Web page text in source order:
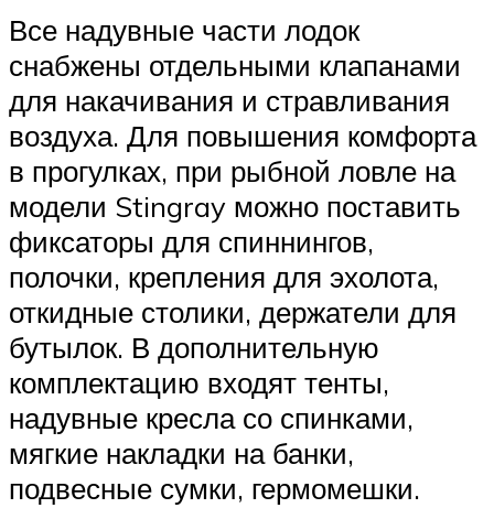
Все надувные части лодок
снабжены отдельными клапанами
для накачивания и стравливания
воздуха. Для повышения комфорта
в прогулках, при рыбной ловле на
модели Stingray можно поставить
фиксаторы для спиннингов,
полочки, крепления для эхолота,
откидные столики, держатели для
бутылок. В дополнительную
комплектацию входят тенты,
надувные кресла со спинками,
мягкие накладки на банки,
подвесные сумки, гермомешки.